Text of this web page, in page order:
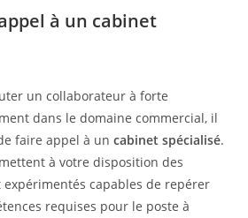
à un cabinet
un collaborateur à forte
dans le domaine commercial, il
faire appel à un cabinet spécialisé.
à votre disposition des
capables de repérer
requises pour le poste à